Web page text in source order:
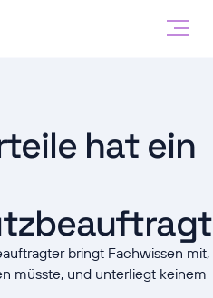
hat ein
bringt Fachwissen mit,
müsste, und unterliegt keinem